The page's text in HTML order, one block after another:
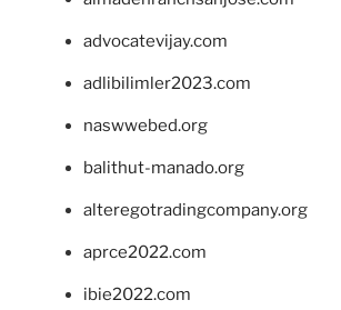
advocatevijay.com
adlibilimler2023.com
naswwebed.org
balithut-manado.org
alteregotradingcompany.org
aprce2022.com
ibie2022.com